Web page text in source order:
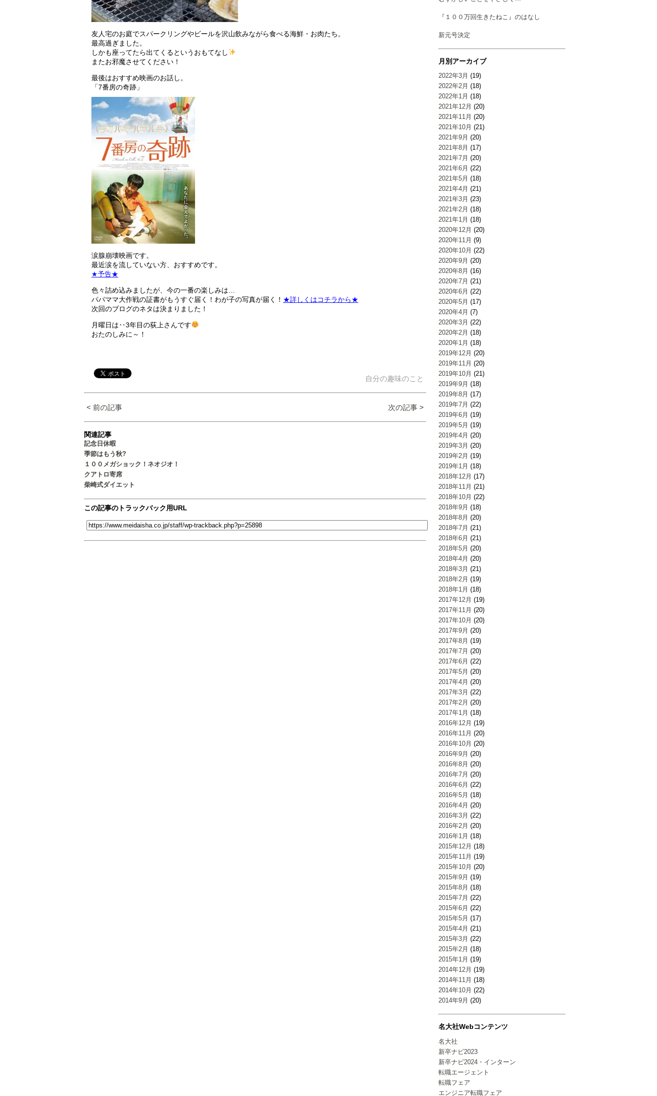
『１００万回生きたねこ』のはなし
新元号決定
月別アーカイブ
2022年3月 (19)
2022年2月 (18)
2022年1月 (18)
2021年12月 (20)
2021年11月 (20)
2021年10月 (21)
2021年9月 (20)
2021年8月 (17)
2021年7月 (20)
2021年6月 (22)
2021年5月 (18)
2021年4月 (21)
2021年3月 (23)
2021年2月 (18)
2021年1月 (18)
2020年12月 (20)
2020年11月 (9)
2020年10月 (22)
2020年9月 (20)
2020年8月 (16)
2020年7月 (21)
2020年6月 (22)
2020年5月 (17)
2020年4月 (7)
2020年3月 (22)
2020年2月 (18)
2020年1月 (18)
2019年12月 (20)
2019年11月 (20)
2019年10月 (21)
2019年9月 (18)
2019年8月 (17)
2019年7月 (22)
2019年6月 (19)
2019年5月 (19)
2019年4月 (20)
2019年3月 (20)
2019年2月 (19)
2019年1月 (18)
2018年12月 (17)
2018年11月 (21)
2018年10月 (22)
2018年9月 (18)
2018年8月 (20)
2018年7月 (21)
2018年6月 (21)
2018年5月 (20)
2018年4月 (20)
2018年3月 (21)
2018年2月 (19)
2018年1月 (18)
2017年12月 (19)
2017年11月 (20)
2017年10月 (20)
2017年9月 (20)
2017年8月 (19)
2017年7月 (20)
2017年6月 (22)
2017年5月 (20)
2017年4月 (20)
2017年3月 (22)
2017年2月 (20)
2017年1月 (18)
2016年12月 (19)
2016年11月 (20)
2016年10月 (20)
2016年9月 (20)
2016年8月 (20)
2016年7月 (20)
2016年6月 (22)
2016年5月 (18)
2016年4月 (20)
2016年3月 (22)
2016年2月 (20)
2016年1月 (18)
2015年12月 (18)
2015年11月 (19)
2015年10月 (20)
2015年9月 (19)
2015年8月 (18)
2015年7月 (22)
2015年6月 (22)
2015年5月 (17)
2015年4月 (21)
2015年3月 (22)
2015年2月 (18)
2015年1月 (19)
2014年12月 (19)
2014年11月 (18)
2014年10月 (22)
2014年9月 (20)
名大社Webコンテンツ
名大社
新卒ナビ2023
新卒ナビ2024・インターン
転職エージェント
転職フェア
エンジニア転職フェア
友人宅のお庭でスパークリングやビールを沢山飲みながら食べる海鮮・お肉たち。
最高過ぎました。
しかも座ってたら出てくるというおもてなし
またお邪魔させてください！
最後はおすすめ映画のお話し。
「7番房の奇跡」
涙腺崩壊映画です。
最近涙を流していない方、おすすめです。
★予告★
色々詰め込みましたが、今の一番の楽しみは…
パパママ大作戦の証書がもうすぐ届く！わが子の写真が届く！ ★詳しくはコチラから★
次回のブログのネタは決まりました！
月曜日は‥3年目の荻上さんです
おたのしみに～！
自分の趣味のこと
< 前の記事 次の記事 >
関連記事
記念日休暇
季節はもう秋?
１００メガショック！ネオジオ！
クアトロ寄席
柴崎式ダイエット
この記事のトラックバック用URL